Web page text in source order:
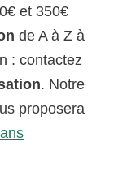
et 350€
de A à Z à
: contactez
. Notre
proposera